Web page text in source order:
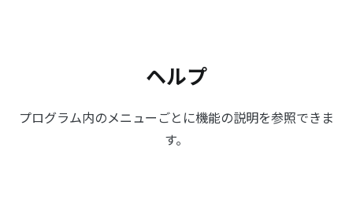
ヘルプ
プログラム内のメニューごとに機能の説明を参照できま
す。